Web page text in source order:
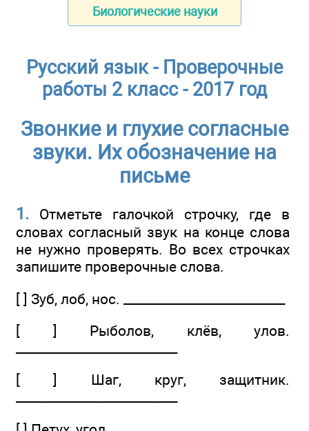
Биологические науки
Русский язык - Проверочные
работы 2 класс - 2017 год
Звонкие и глухие согласные
звуки. Их обозначение на
письме
1. Отметьте галочкой строчку, где в
словах согласный звук на конце слова
не нужно проверять. Во всех строчках
запишите проверочные слова.
[ ] Зуб, лоб, нос. __________________________
[ ] Рыболов, клёв, улов.
__________________________
[ ] Шаг, круг, защитник.
__________________________